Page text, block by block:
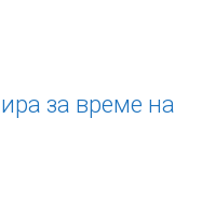
за време на